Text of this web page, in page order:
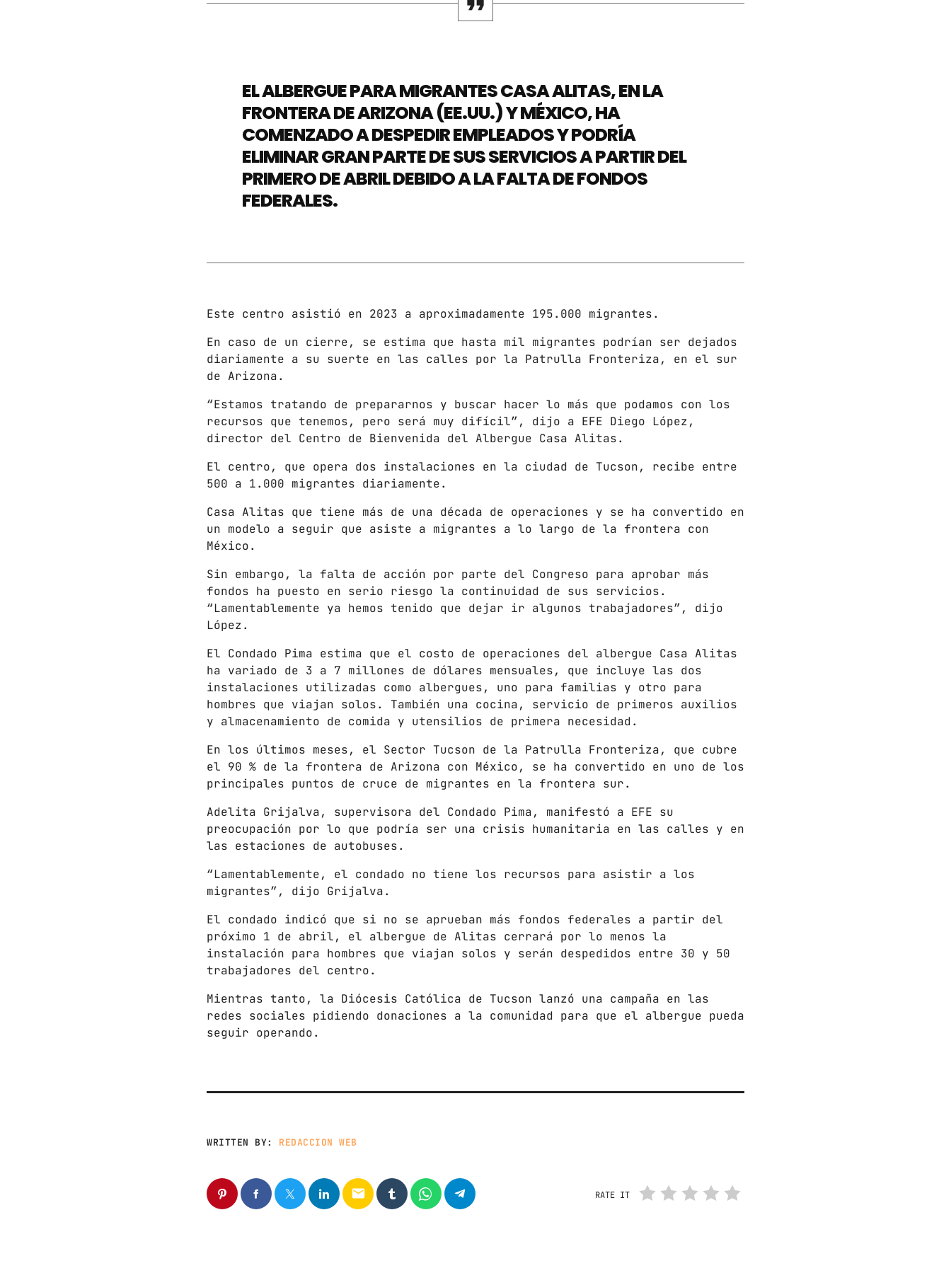
Gobierno de Hermosillo
News
Noticias
Sonora
CON ANGEL RAMIREZ
LOS CHEROS
LUNES A VIERNES DE 14:00 A 16:00 HORAS
2:00 PM - 4:00 PM
CHART
1 TOMMY BLUES
3 INTO THE SKY
MIKE LOST
FULL TRACKLIST
EL ALBERGUE PARA MIGRANTES CASA ALITAS, EN LA
FRONTERA DE ARIZONA (EE.UU.) Y MÉXICO, HA
COMENZADO A DESPEDIR EMPLEADOS Y PODRÍA
ELIMINAR GRAN PARTE DE SUS SERVICIOS A PARTIR DEL
PRIMERO DE ABRIL DEBIDO A LA FALTA DE FONDOS
FEDERALES.
Este centro asistió en 2023 a aproximadamente 195.000 migrantes.
En caso de un cierre, se estima que hasta mil migrantes podrían ser dejados
diariamente a su suerte en las calles por la Patrulla Fronteriza, en el sur
de Arizona.
“Estamos tratando de prepararnos y buscar hacer lo más que podamos con los
recursos que tenemos, pero será muy difícil”, dijo a EFE Diego López,
director del Centro de Bienvenida del Albergue Casa Alitas.
El centro, que opera dos instalaciones en la ciudad de Tucson, recibe entre
500 a 1.000 migrantes diariamente.
Casa Alitas que tiene más de una década de operaciones y se ha convertido en
un modelo a seguir que asiste a migrantes a lo largo de la frontera con
México.
Sin embargo, la falta de acción por parte del Congreso para aprobar más
fondos ha puesto en serio riesgo la continuidad de sus servicios.
“Lamentablemente ya hemos tenido que dejar ir algunos trabajadores”, dijo
López.
El Condado Pima estima que el costo de operaciones del albergue Casa Alitas
ha variado de 3 a 7 millones de dólares mensuales, que incluye las dos
instalaciones utilizadas como albergues, uno para familias y otro para
hombres que viajan solos. También una cocina, servicio de primeros auxilios
y almacenamiento de comida y utensilios de primera necesidad.
En los últimos meses, el Sector Tucson de la Patrulla Fronteriza, que cubre
el 90 % de la frontera de Arizona con México, se ha convertido en uno de los
principales puntos de cruce de migrantes en la frontera sur.
Adelita Grijalva, supervisora del Condado Pima, manifestó a EFE su
preocupación por lo que podría ser una crisis humanitaria en las calles y en
las estaciones de autobuses.
“Lamentablemente, el condado no tiene los recursos para asistir a los
migrantes”, dijo Grijalva.
El condado indicó que si no se aprueban más fondos federales a partir del
próximo 1 de abril, el albergue de Alitas cerrará por lo menos la
instalación para hombres que viajan solos y serán despedidos entre 30 y 50
trabajadores del centro.
Mientras tanto, la Diócesis Católica de Tucson lanzó una campaña en las
redes sociales pidiendo donaciones a la comunidad para que el albergue pueda
seguir operando.
WRITTEN BY: REDACCION WEB
email RATE IT